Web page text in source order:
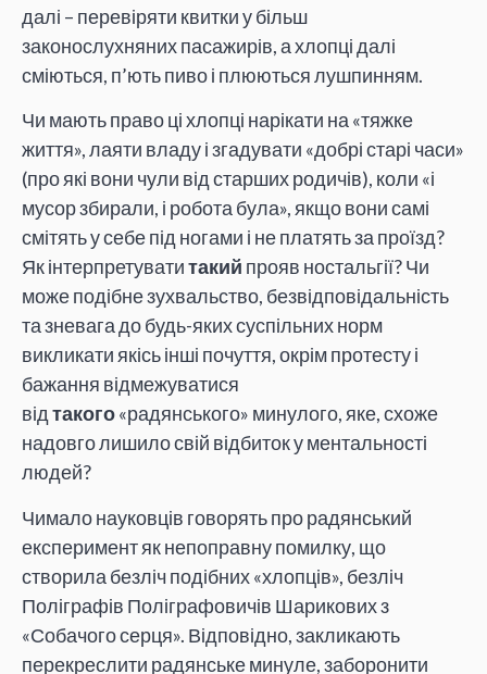
далі – перевіряти квитки у більш
законослухняних пасажирів, а хлопці далі
сміються, п’ють пиво і плюються лушпинням.
Чи мають право ці хлопці нарікати на «тяжке
життя», лаяти владу і згадувати «добрі старі часи»
(про які вони чули від старших родичів), коли «і
мусор збирали, і робота була», якщо вони самі
смітять у себе під ногами і не платять за проїзд?
Як інтерпретуватитакий прояв ностальгії? Чи
може подібне зухвальство, безвідповідальність
та зневага до будь-яких суспільних норм
викликати якісь інші почуття, окрім протесту і
бажання відмежуватися
відтакого«радянського» минулого, яке, схоже
надовго лишило свій відбиток у ментальності
людей?
Чимало науковців говорять про радянський
експеримент як непоправну помилку, що
створила безліч подібних «хлопців», безліч
Поліграфів Поліграфовичів Шарикових з
«Собачого серця». Відповідно, закликають
перекреслити радянське минуле, заборонити